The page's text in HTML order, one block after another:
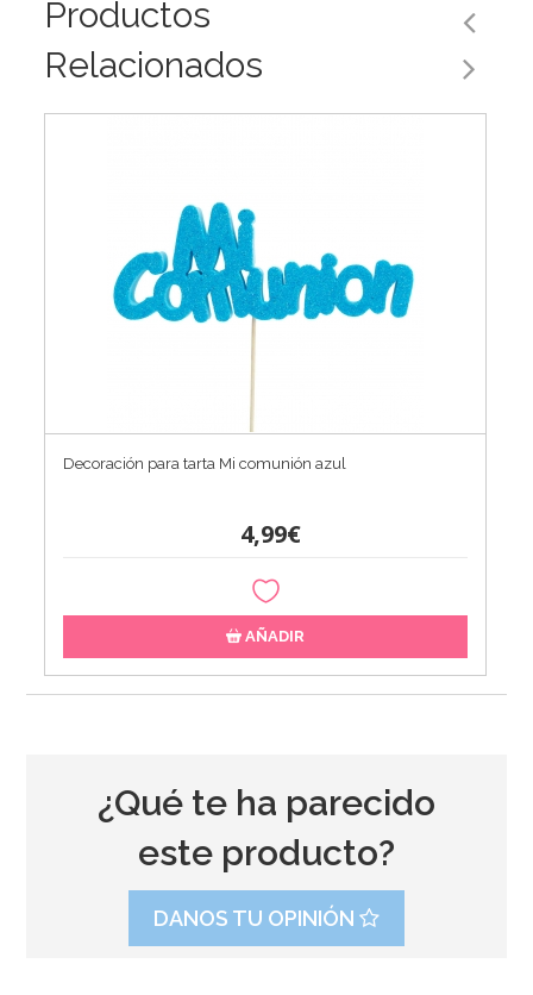
Productos
Relacionados
Decoración para tarta Mi comunión azul
4,99€
AÑADIR
¿Qué te ha parecido
este producto?
DANOS TU OPINIÓN